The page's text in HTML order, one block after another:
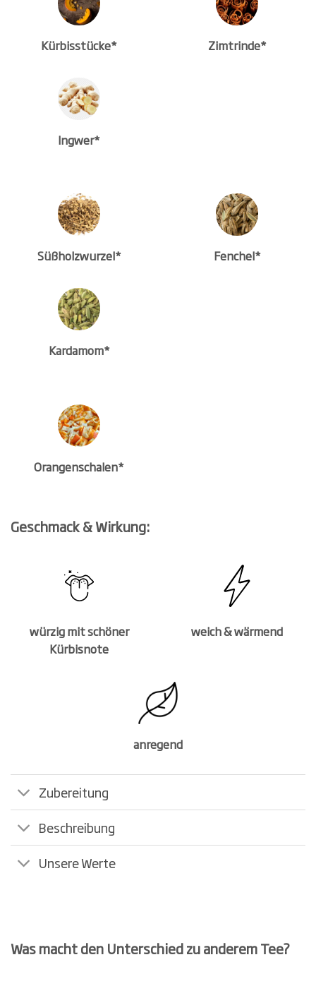
Kürbisstücke* Zimtrinde*
Ingwer*
Süßholzwurzel* Fenchel*
Kardamom*
Orangenschalen*
Geschmack & Wirkung:
würzig mit schöner
Kürbisnote
weich & wärmend
anregend
Zubereitung
Beschreibung
Unsere Werte
Was macht den Unterschied zu anderem Tee?